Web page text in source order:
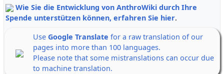
Wie Sie die Entwicklung von AnthroWiki durch Ihre
Spende unterstützen können, erfahren Sie hier.
Use Google Translate for a raw translation of our
pages into more than 100 languages.
Please note that some mistranslations can occur due
to machine translation.